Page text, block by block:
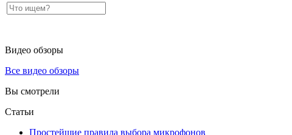
Видео обзоры
Все видео обзоры
Вы смотрели
Статьи
Простейшие правила выбора микрофонов